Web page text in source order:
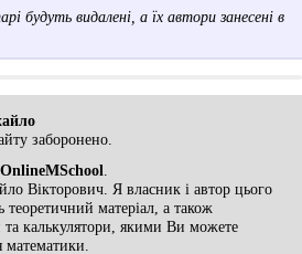
будуть видалені, а їх автори занесені в
заборонено.
Вікторович. Я власник і автор цього
матеріал, а також
та калькулятори, якими Ви можете
математики.